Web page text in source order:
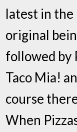
latest in the
original
followed by
Taco Mia!
course
When